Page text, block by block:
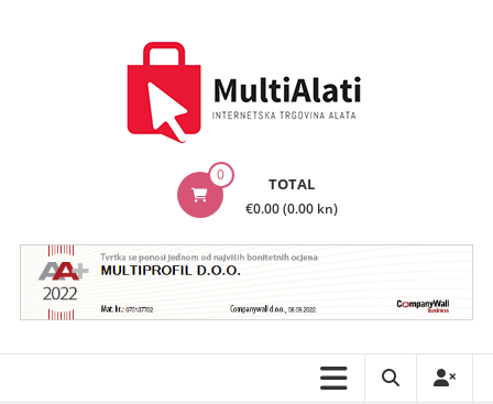
Internetska
trgovina
alata
0 TOTAL
€0.00 (0.00 kn)